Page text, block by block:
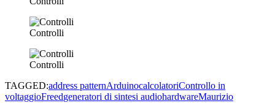
Controlli
Controlli
TAGGED:address patternArduinocalcolatoriControllo in
voltaggioFreedgeneratori di sintesi audiohardwareMaurizio